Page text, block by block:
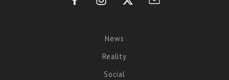
News
Reality
Social